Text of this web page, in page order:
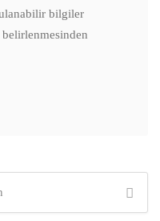
bilgiler
belirlenmesinden